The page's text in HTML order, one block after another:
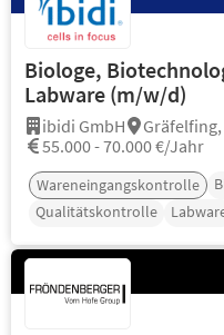
Biologe,
Labware (m/w/d)
ibidi GmbH
55.000 - 70.000 €/Jahr
Wareneingangskontrolle
Qualitätskontrolle